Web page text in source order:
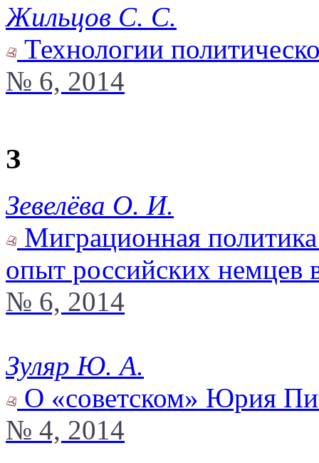
Жильцов С. С.
Технологии
№ 6, 2014
З
Зевелёва О. И.
Миграционная
опыт российских немцев
№ 6, 2014
Зуляр Ю. А.
О «советском» Юрия
№ 4, 2014